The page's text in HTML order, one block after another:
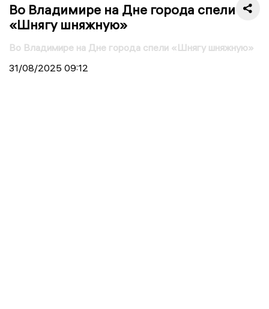
Во Владимире на Дне города спели
«Шнягу шняжную»
Во Владимире на Дне города спели «Шнягу шняжную»
31/08/2025 09:12